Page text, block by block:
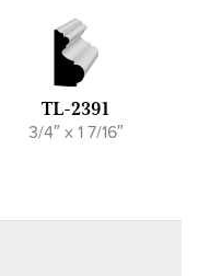
TL-2391
3/4″ x 1 7/16″